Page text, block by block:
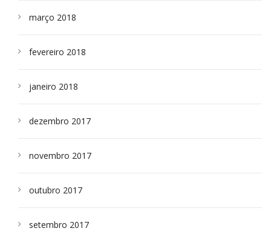
março 2018
fevereiro 2018
janeiro 2018
dezembro 2017
novembro 2017
outubro 2017
setembro 2017